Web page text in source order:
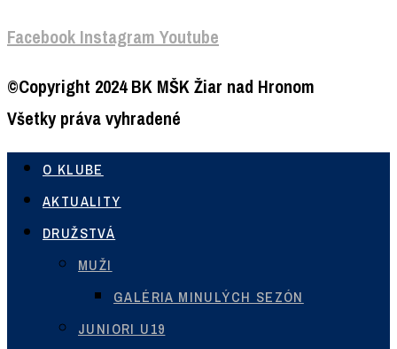
Facebook Instagram Youtube
©Copyright 2024 BK MŠK Žiar nad Hronom
Všetky práva vyhradené
O KLUBE
AKTUALITY
DRUŽSTVÁ
MUŽI
GALÉRIA MINULÝCH SEZÓN
JUNIORI U19